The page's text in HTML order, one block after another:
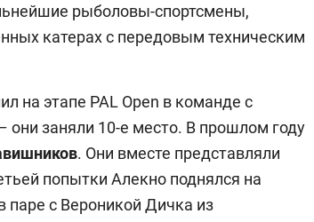
рыболовы-спортсмены,
катерах с передовым техническим
на этапе PAL Open в команде с
они заняли 10-е место. В прошлом году
. Они вместе представляли
попытки Алекно поднялся на
паре с Вероникой Дичка из